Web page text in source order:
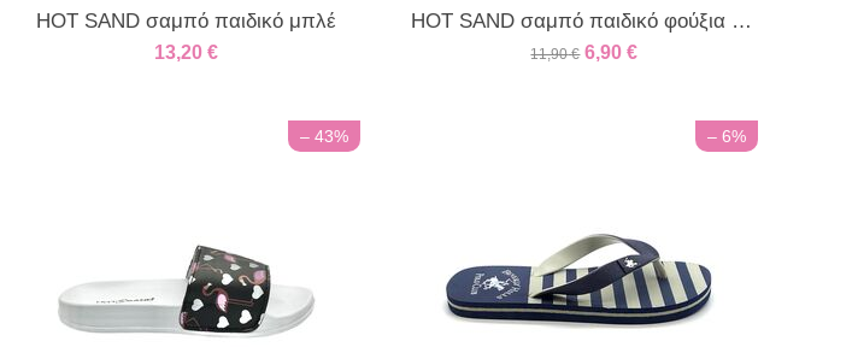
HOT SAND σαμπό παιδικό μπλέ
13,20 €
HOT SAND σαμπό παιδικό φούξια φλοράλ
11,90 € 6,90 €
– 43% – 6%